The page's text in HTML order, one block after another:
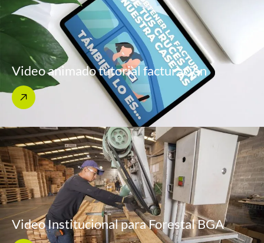
Video animado tutorial facturación
Video Institucional para Forestal BGA